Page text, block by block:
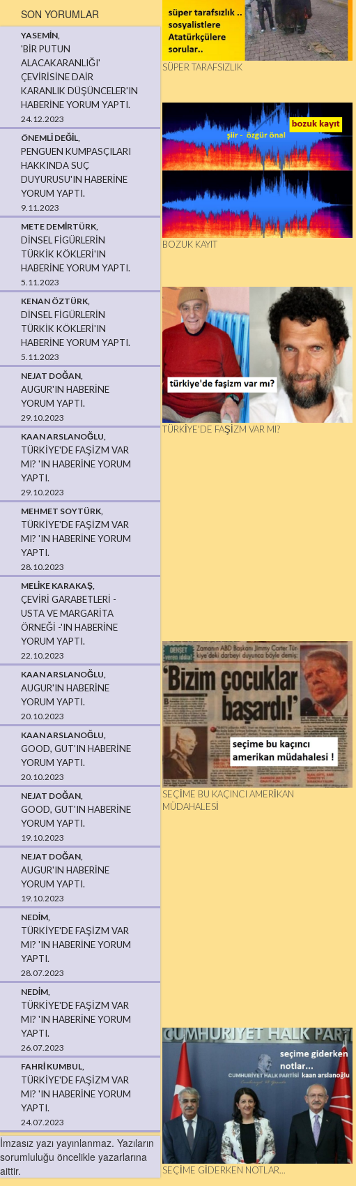
SON YORUMLAR
YASEMIN,
'BİR PUTUN
ALACAKARANLIĞI'
ÇEVİRİSİNE DAİR
KARANLIK DÜŞÜNCELER'IN
HABERINE YORUM YAPTI.
24.12.2023
ÖNEMLI DEĞIL,
PENGUEN KUMPASÇILARI
HAKKINDA SUÇ
DUYURUSU'IN HABERINE
YORUM YAPTI.
9.11.2023
METE DEMIRTÜRK,
DINSEL FIGÜRLERIN
TÜRKIK KÖKLERI'IN
HABERINE YORUM YAPTI.
5.11.2023
KENAN ÖZTÜRK,
DINSEL FIGÜRLERIN
TÜRKIK KÖKLERI'IN
HABERINE YORUM YAPTI.
5.11.2023
NEJAT DOĞAN,
AUGUR'IN HABERINE
YORUM YAPTI.
29.10.2023
KAAN ARSLANOĞLU,
TÜRKIYE'DE FAŞIZM VAR
MI? 'IN HABERINE YORUM
YAPTI.
29.10.2023
MEHMET SOYTÜRK,
TÜRKIYE'DE FAŞIZM VAR
MI? 'IN HABERINE YORUM
YAPTI.
28.10.2023
MELIKE KARAKAŞ,
ÇEVIRI GARABETLERI -
USTA VE MARGARITA
ÖRNEĞI -'IN HABERINE
YORUM YAPTI.
22.10.2023
KAAN ARSLANOĞLU,
AUGUR'IN HABERINE
YORUM YAPTI.
20.10.2023
KAAN ARSLANOĞLU,
GOOD, GUT'IN HABERINE
YORUM YAPTI.
20.10.2023
NEJAT DOĞAN,
GOOD, GUT'IN HABERINE
YORUM YAPTI.
19.10.2023
NEJAT DOĞAN,
AUGUR'IN HABERINE
YORUM YAPTI.
19.10.2023
NEDIM,
TÜRKIYE'DE FAŞIZM VAR
MI? 'IN HABERINE YORUM
YAPTI.
28.07.2023
NEDIM,
TÜRKIYE'DE FAŞIZM VAR
MI? 'IN HABERINE YORUM
YAPTI.
26.07.2023
FAHRI KUMBUL,
TÜRKIYE'DE FAŞIZM VAR
MI? 'IN HABERINE YORUM
YAPTI.
24.07.2023
İmzasız yazı yayınlanmaz. Yazıların
sorumluluğu öncelikle yazarlarına
aittir.
SÜPER TARAFSIZLIK
BOZUK KAYIT
TÜRKIYE'DE FAŞIZM VAR MI?
SEÇIME BU KAÇINCI AMERIKAN
MÜDAHALESI
SEÇIME GIDERKEN NOTLAR...